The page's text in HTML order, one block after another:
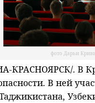
фото Дарьи
. В
В ней